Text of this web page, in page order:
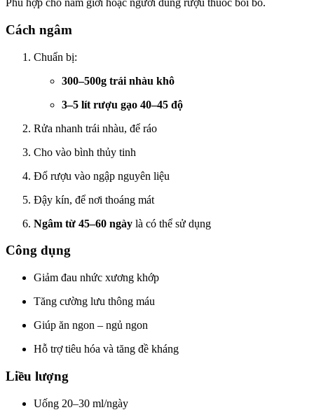
Phù hợp cho nam giới hoặc người dùng rượu thuốc bồi bổ.
Cách ngâm
Chuẩn bị:
300–500g trái nhàu khô
3–5 lít rượu gạo 40–45 độ
Rửa nhanh trái nhàu, để ráo
Cho vào bình thủy tinh
Đổ rượu vào ngập nguyên liệu
Đậy kín, để nơi thoáng mát
Ngâm từ 45–60 ngày là có thể sử dụng
Công dụng
Giảm đau nhức xương khớp
Tăng cường lưu thông máu
Giúp ăn ngon – ngủ ngon
Hỗ trợ tiêu hóa và tăng đề kháng
Liều lượng
Uống 20–30 ml/ngày